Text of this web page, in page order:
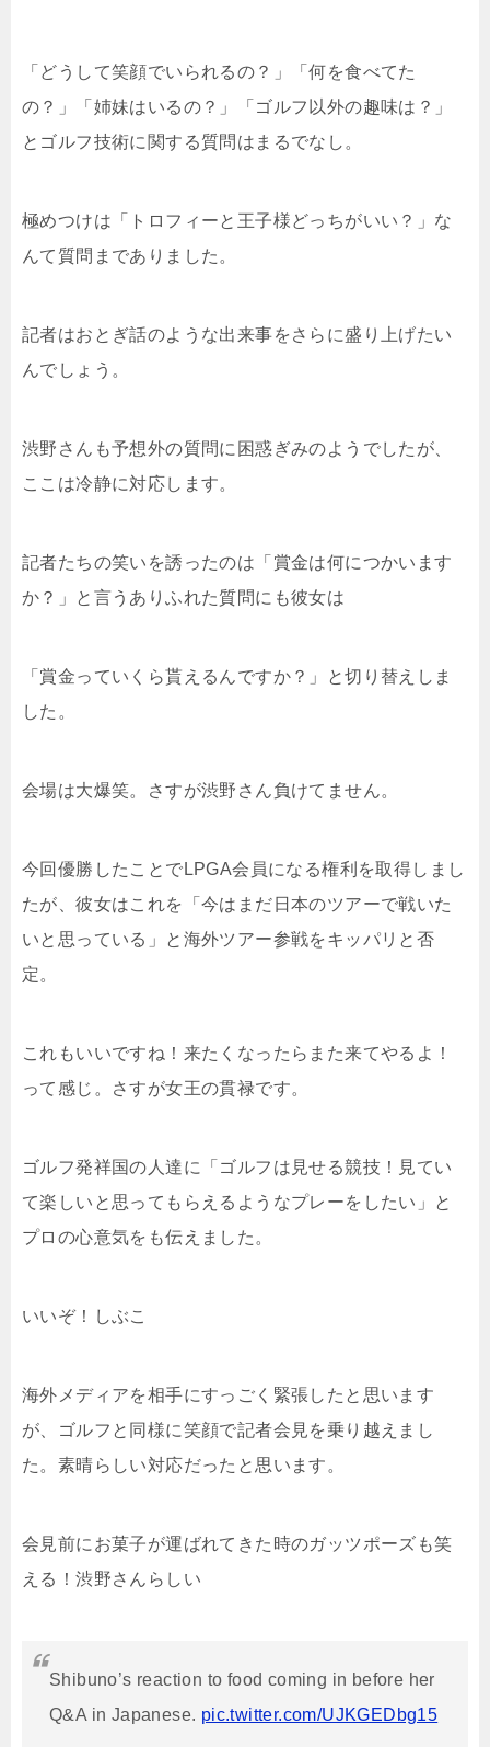
「どうして笑顔でいられるの？」「何を食べてた
の？」「姉妹はいるの？」「ゴルフ以外の趣味は？」
とゴルフ技術に関する質問はまるでなし。
極めつけは「トロフィーと王子様どっちがいい？」な
んて質問までありました。
記者はおとぎ話のような出来事をさらに盛り上げたい
んでしょう。
渋野さんも予想外の質問に困惑ぎみのようでしたが、
ここは冷静に対応します。
記者たちの笑いを誘ったのは「賞金は何につかいます
か？」と言うありふれた質問にも彼女は
「賞金っていくら貰えるんですか？」と切り替えしま
した。
会場は大爆笑。さすが渋野さん負けてません。
今回優勝したことでLPGA会員になる権利を取得しまし
たが、彼女はこれを「今はまだ日本のツアーで戦いた
いと思っている」と海外ツアー参戦をキッパリと否
定。
これもいいですね！来たくなったらまた来てやるよ！
って感じ。さすが女王の貫禄です。
ゴルフ発祥国の人達に「ゴルフは見せる競技！見てい
て楽しいと思ってもらえるようなプレーをしたい」と
プロの心意気をも伝えました。
いいぞ！しぶこ
海外メディアを相手にすっごく緊張したと思います
が、ゴルフと同様に笑顔で記者会見を乗り越えまし
た。素晴らしい対応だったと思います。
会見前にお菓子が運ばれてきた時のガッツポーズも笑
える！渋野さんらしい
Shibuno’s reaction to food coming in before her
Q&A in Japanese. pic.twitter.com/UJKGEDbg15